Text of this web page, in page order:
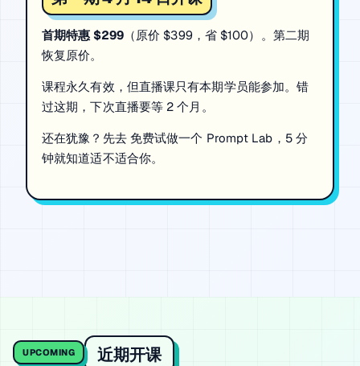
首期特惠 $299（原价 $399，省 $100）。第二期
恢复原价。
课程永久有效，但直播课只有本期学员能参加。错
过这期，下次直播要等 2 个月。
还在犹豫？先去 免费试做一个 Prompt Lab ，5 分
钟就知道适不适合你。
UPCOMING 近期开课